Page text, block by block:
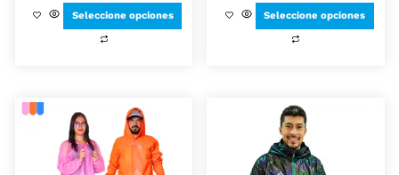
Seleccione opciones Seleccione opciones